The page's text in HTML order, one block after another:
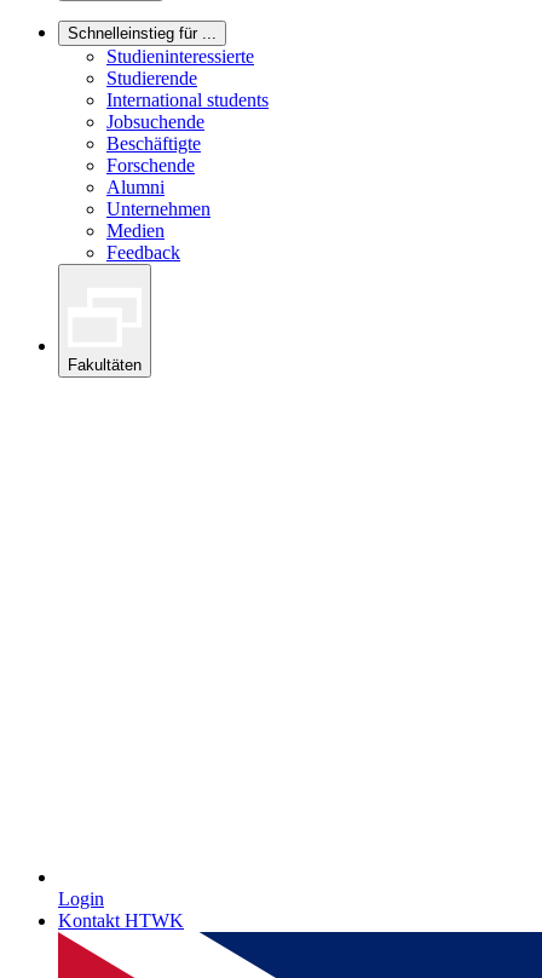
Schnelleinstieg für ...
Studieninteressierte
Studierende
International students
Jobsuchende
Beschäftigte
Forschende
Alumni
Unternehmen
Medien
Feedback
Fakultäten
Login
Kontakt HTWK